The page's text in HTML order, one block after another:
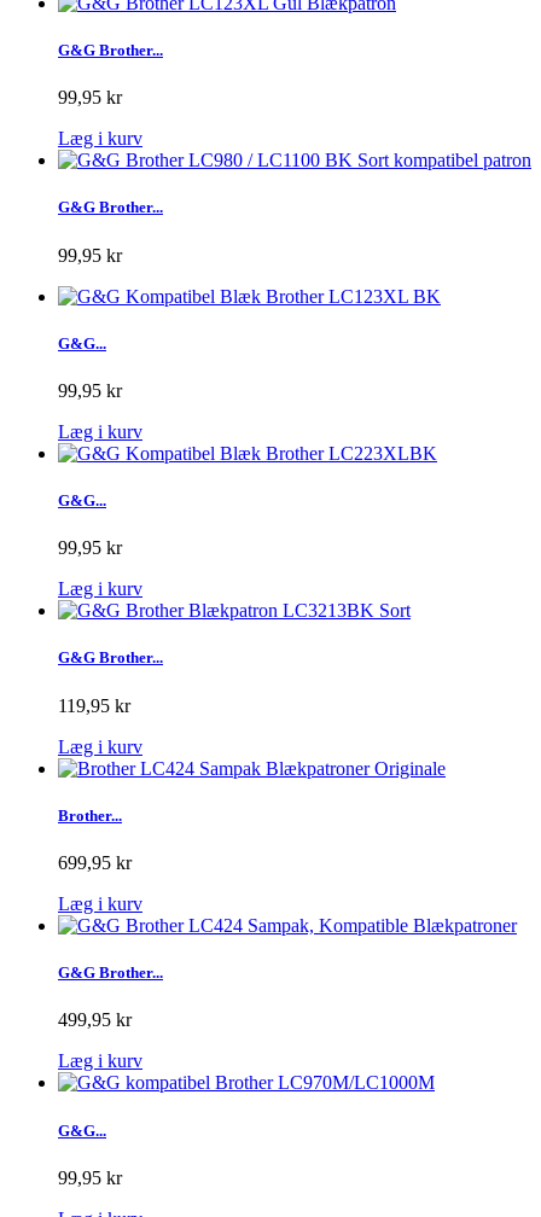
G&G Brother...
99,95 kr
Læg i kurv
G&G Brother...
99,95 kr
G&G...
99,95 kr
Læg i kurv
G&G...
99,95 kr
Læg i kurv
G&G Brother...
119,95 kr
Læg i kurv
Brother...
699,95 kr
Læg i kurv
G&G Brother...
499,95 kr
Læg i kurv
G&G...
99,95 kr